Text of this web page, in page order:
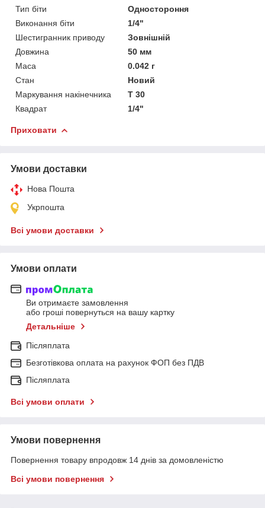
Тип біти
Одностороння
Виконання біти
1/4"
Шестигранник приводу
Зовнішній
Довжина
50 мм
Маса
0.042 г
Стан
Новий
Маркування накінечника
Т 30
Квадрат
1/4"
Приховати
Умови доставки
Нова Пошта
Укрпошта
Всі умови доставки
Умови оплати
Ви отримаєте замовлення
або гроші повернуться на вашу картку
Детальніше
Післяплата
Безготівкова оплата на рахунок ФОП без ПДВ
Післяплата
Всі умови оплати
Умови повернення
Повернення товару впродовж 14 днів за домовленістю
Всі умови повернення